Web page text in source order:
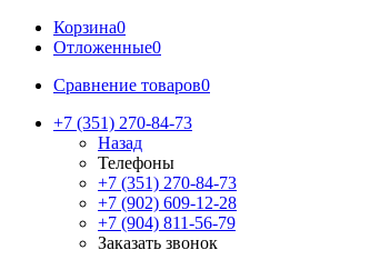
Корзина0
Отложенные0
Сравнение товаров0
+7 (351) 270-84-73
Назад
Телефоны
+7 (351) 270-84-73
+7 (902) 609-12-28
+7 (904) 811-56-79
Заказать звонок